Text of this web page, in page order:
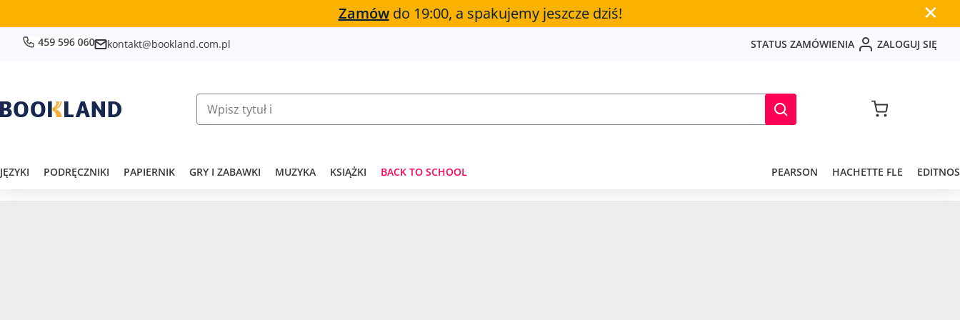
Zamówdo 19:00, a spakujemy jeszcze dziś! ✕
kontakt@bookland.com.pl STATUS ZAMÓWIENIA ZALOGUJ SIĘ
JĘZYKI PODRĘCZNIKI PAPIERNIK GRY I ZABAWKI MUZYKA KSIĄŻKI BACK TO SCHOOL PEARSON HACHETTE FLE EDITNOS